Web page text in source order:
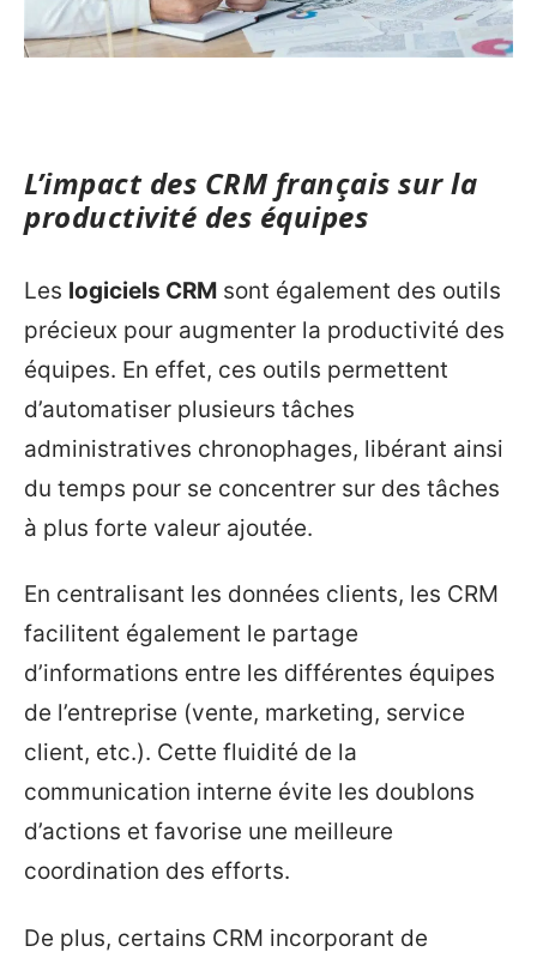
L’impact des CRM français sur la
productivité des équipes
Les logiciels CRM sont également des outils
précieux pour augmenter la productivité des
équipes. En effet, ces outils permettent
d’automatiser plusieurs tâches
administratives chronophages, libérant ainsi
du temps pour se concentrer sur des tâches
à plus forte valeur ajoutée.
En centralisant les données clients, les CRM
facilitent également le partage
d’informations entre les différentes équipes
de l’entreprise (vente, marketing, service
client, etc.). Cette fluidité de la
communication interne évite les doublons
d’actions et favorise une meilleure
coordination des efforts.
De plus, certains CRM incorporant de